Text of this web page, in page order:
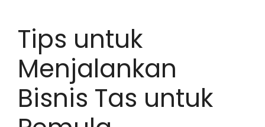
Tips untuk
Menjalankan
Bisnis Tas untuk